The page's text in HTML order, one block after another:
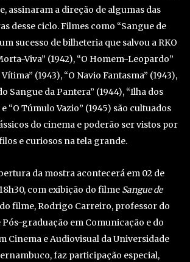
assinaram a direção de algumas das
desse ciclo. Filmes como “Sangue de
sucesso de bilheteria que salvou a RKO
Viva” (1942), “O Homem-Leopardo”
(1943), “O Navio Fantasma” (1943),
Sangue da Pantera” (1944), “Ilha dos
“O Túmulo Vazio” (1945) são cultuados
do cinema e poderão ser vistos por
e curiosos na tela grande.
da mostra acontecerá em 02 de
com exibição do filme Sangue de
filme, Rodrigo Carreiro, professor do
graduação em Comunicação e do
Cinema e Audiovisual da Universidade
faz participação especial,